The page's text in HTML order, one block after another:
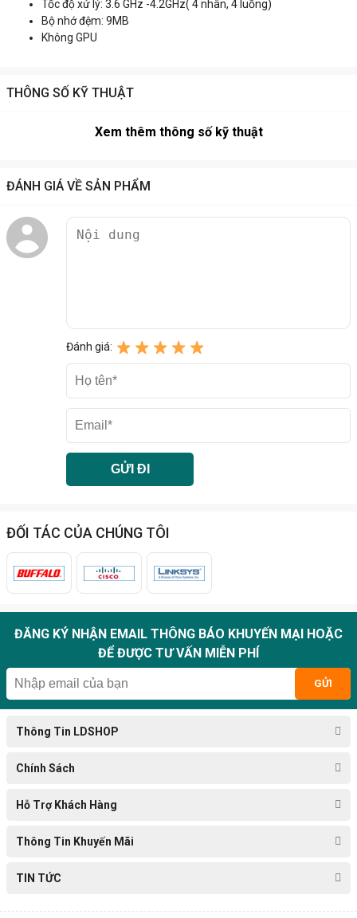
Tốc độ xử lý: 3.6 GHz -4.2GHz( 4 nhân, 4 luồng)
Bộ nhớ đệm: 9MB
Không GPU
THÔNG SỐ KỸ THUẬT
Xem thêm thông số kỹ thuật
ĐÁNH GIÁ VỀ SẢN PHẨM
Đánh giá:
ĐỐI TÁC CỦA CHÚNG TÔI
ĐĂNG KÝ NHẬN EMAIL THÔNG BÁO KHUYẾN MẠI HOẶC
ĐỂ ĐƯỢC TƯ VẤN MIỄN PHÍ
GỬI
Thông Tin LDSHOP
Chính Sách
Hỗ Trợ Khách Hàng
Thông Tin Khuyến Mãi
TIN TỨC